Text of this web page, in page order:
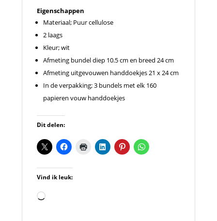
Eigenschappen
Materiaal; Puur cellulose
2 laags
Kleur; wit
Afmeting bundel diep 10.5 cm en breed 24 cm
Afmeting uitgevouwen handdoekjes 21 x 24 cm
In de verpakking; 3 bundels met elk 160
papieren vouw handdoekjes
Dit delen:
Vind ik leuk:
Aan